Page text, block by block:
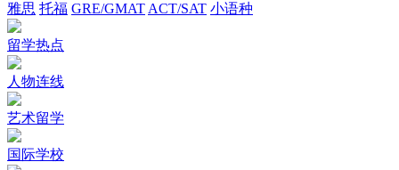
雅思 托福 GRE/GMAT ACT/SAT 小语种
留学热点
人物连线
艺术留学
国际学校